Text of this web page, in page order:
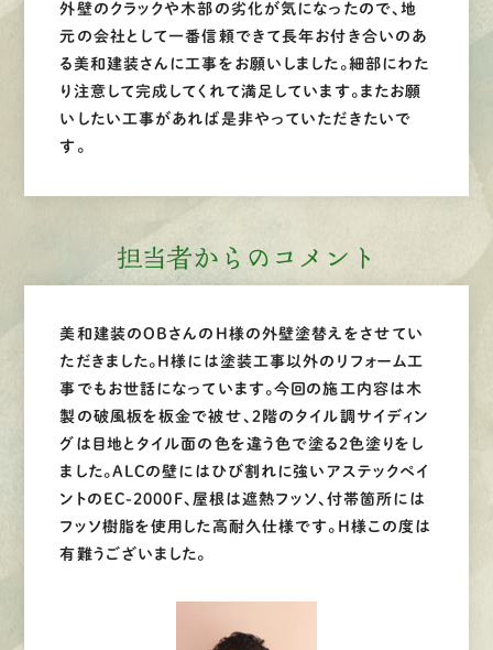
外壁のクラックや木部の劣化が気になったので、地
元の会社として一番信頼できて長年お付き合いのあ
る美和建装さんに工事をお願いしました。細部にわた
り注意して完成してくれて満足しています。またお願
いしたい工事があれば是非やっていただきたいで
す。
担当者からのコメント
美和建装のOBさんのH様の外壁塗替えをさせてい
ただきました。H様には塗装工事以外のリフォーム工
事でもお世話になっています。今回の施工内容は木
製の破風板を板金で被せ、２階のタイル調サイディン
グは目地とタイル面の色を違う色で塗る2色塗りをし
ました。ALCの壁にはひび割れに強いアステックペイ
ントのEC-2000F、屋根は遮熱フッソ、付帯箇所には
フッソ樹脂を使用した高耐久仕様です。H様この度は
有難うございました。